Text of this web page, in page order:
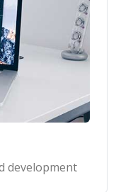
development